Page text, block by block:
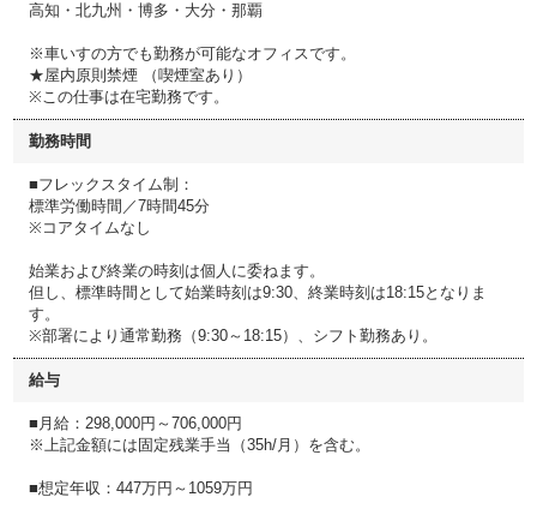
高知・北九州・博多・大分・那覇
※車いすの方でも勤務が可能なオフィスです。
★屋内原則禁煙 （喫煙室あり）
※この仕事は在宅勤務です。
勤務時間
■フレックスタイム制：
標準労働時間／7時間45分
※コアタイムなし
始業および終業の時刻は個人に委ねます。
但し、標準時間として始業時刻は9:30、終業時刻は18:15となりま
す。
※部署により通常勤務（9:30～18:15）、シフト勤務あり。
給与
■月給：298,000円～706,000円
※上記金額には固定残業手当（35h/月）を含む。
■想定年収：447万円～1059万円